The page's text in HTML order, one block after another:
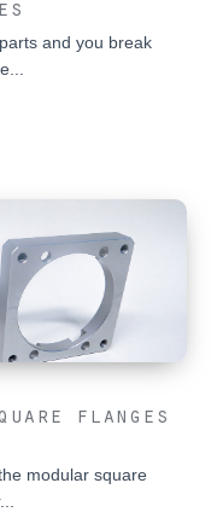
and you break
flanges
modular square